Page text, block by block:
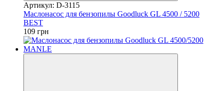
Артикул: D-3115
Маслонасос для бензопилы Goodluck GL 4500 / 5200
BEST
109 грн